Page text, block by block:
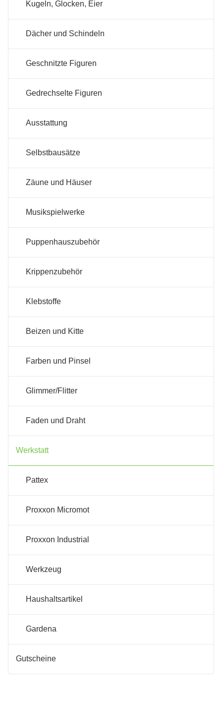
Kugeln, Glocken, Eier
Dächer und Schindeln
Geschnitzte Figuren
Gedrechselte Figuren
Ausstattung
Selbstbausätze
Zäune und Häuser
Musikspielwerke
Puppenhauszubehör
Krippenzubehör
Klebstoffe
Beizen und Kitte
Farben und Pinsel
Glimmer/Flitter
Faden und Draht
Werkstatt
Pattex
Proxxon Micromot
Proxxon Industrial
Werkzeug
Haushaltsartikel
Gardena
Gutscheine